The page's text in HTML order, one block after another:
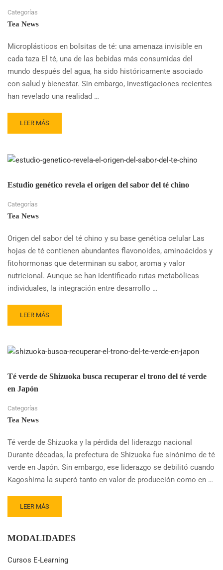
A
REDUCIR
DE
DEMENCIA
Categorías
Tea News
Microplásticos en bolsitas de té: una amenaza invisible en
cada taza El té, una de las bebidas más consumidas del
mundo después del agua, ha sido históricamente asociado
con salud y bienestar. Sin embargo, investigaciones recientes
han revelado una realidad …
READ
MORE
ANÁLISIS
PLÁSTICOS
BOLSITAS
DE
LEER MÁS
Estudio genético revela el origen del sabor del té chino
Categorías
Tea News
Origen del sabor del té chino y su base genética celular Las
hojas de té contienen abundantes flavonoides, aminoácidos y
fitohormonas que determinan su sabor, aroma y valor
nutricional. Aunque se han identificado rutas metabólicas
individuales, la integración entre desarrollo …
READ
MORE
GENÉTICO
EL
DEL
SABOR
DEL
TÉ
LEER MÁS
Té verde de Shizuoka busca recuperar el trono del té verde
en Japón
Categorías
Tea News
Té verde de Shizuoka y la pérdida del liderazgo nacional
Durante décadas, la prefectura de Shizuoka fue sinónimo de té
verde en Japón. Sin embargo, ese liderazgo se debilitó cuando
Kagoshima la superó tanto en valor de producción como en …
READ
MORE
TÉ
LEER MÁS
MODALIDADES
Cursos E-Learning